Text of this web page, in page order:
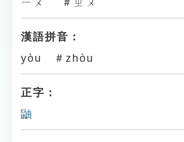
ㄧㄡˋ ＃ㄓㄡˋ
漢語拼音：
yòu ＃zhòu
正字：
鼬